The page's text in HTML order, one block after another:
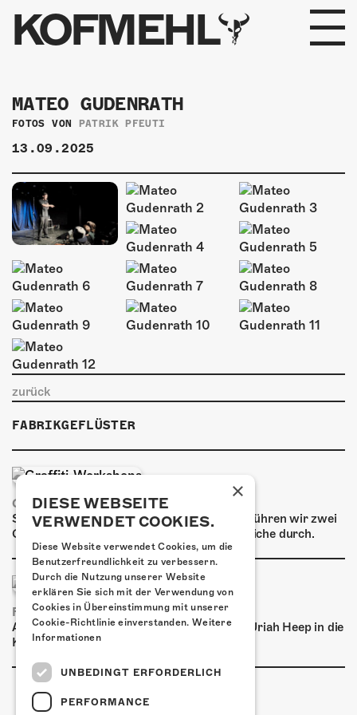
KOFMEHL
PROGRAMM
FABRIKGEFLÜSTER
GALERIE
FOTOGALERIE
PHOTOMAT
INFOS
KONTAKT
ÜBER UNS
SHOP
MITMACHEN
MATEO GUDENRATH
FOTOS VON PATRIK PFEUTI
13.09.2025
zurück
FABRIKGEFLÜSTER
GRAFFITI-WORKSHOPS
Spray dein eigenes Graffiti! Im September führen wir zwei
Graffiti-Workshops für Kinder und Jugendliche durch.
FRISCH BESTÄTIGT: URIAH HEEP
Am Sonntag, 15. November 2026 kommen Uriah Heep in die
Kulturfabrik Kofmehl!
×
DIESE WEBSEITE
VERWENDET COOKIES.
Diese Website verwendet Cookies, um die
Benutzerfreundlichkeit zu verbessern.
Durch die Nutzung unserer Website
erklären Sie sich mit der Verwendung von
Cookies in Übereinstimmung mit unserer
Cookie-Richtlinie einverstanden. Weitere
Informationen
UNBEDINGT ERFORDERLICH
PERFORMANCE